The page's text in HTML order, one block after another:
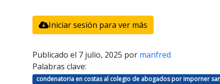
Iniciar sesión para ver más
Publicado el 7 julio, 2025 por manfred
Palabras clave:
condenatoria en costas al colegio de abogados por imporner